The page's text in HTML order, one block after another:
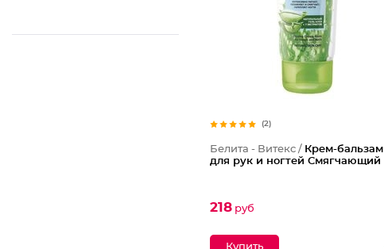
(2)
Белита - Витекс / Крем-бальзам
для рук и ногтей Смягчающий
218руб